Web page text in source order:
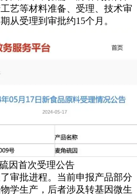
艺等材料准备、受理、技术审
从受理到审批约15个月。
因首次受理公告
批进程。当前申报产品部分
学生产，后者涉及转基因微生